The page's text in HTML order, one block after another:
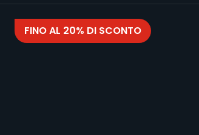
FINO AL 20% DI SCONTO